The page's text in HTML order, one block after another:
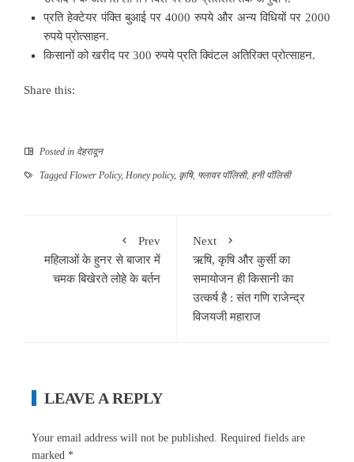
प्रति हेक्टेयर पंक्ति बुआई पर 4000 रुपये और अन्य विधियों पर 2000
रुपये प्रोत्साहन.
किसानों को खरीद पर 300 रुपये प्रति क्विंटल अतिरिक्त प्रोत्साहन.
Share this:
Posted in देहरादून
Tagged Flower Policy, Honey policy, कृषि, फ्लावर पॉलिसी, हनी पॉलिसी
Prev
महिलाओं के हुनर से बाजार में
चमक बिखेरते लोहे के बर्तन
Next
ऋषि, कृषि और कुर्सी का
समायोजन ही किसानी का
उत्कर्ष है : संत गणि राजेन्द्र
विजयजी महाराज
LEAVE A REPLY
Your email address will not be published.
Required fields are
marked *